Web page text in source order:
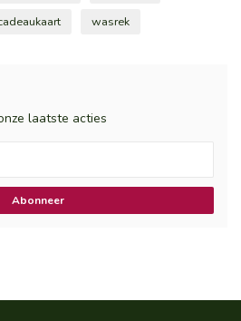
wasrek
laatste acties
Abonneer